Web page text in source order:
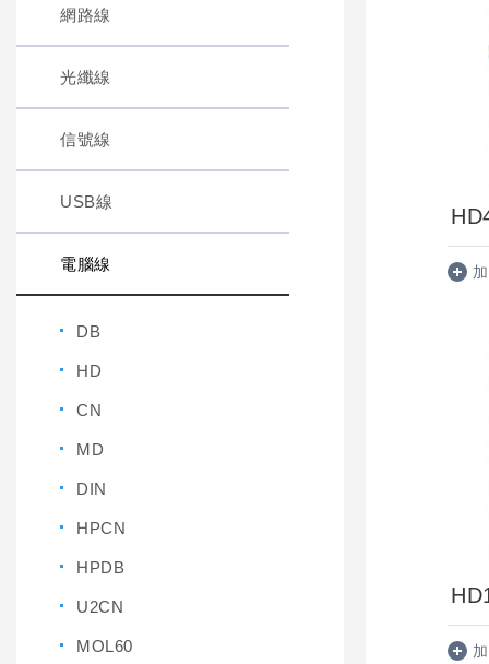
網路線
光纖線
信號線
USB線
電腦線
DB
HD
CN
MD
DIN
HPCN
HPDB
U2CN
MOL60